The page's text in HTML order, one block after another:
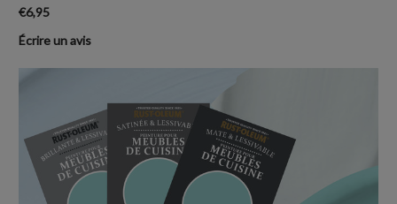
€6,95
Écrire un avis